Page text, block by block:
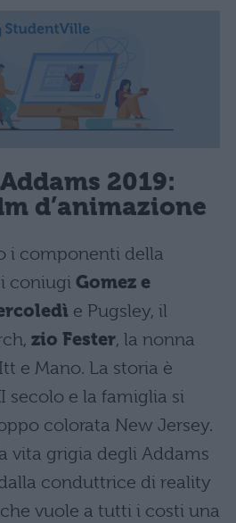
2019:
d’animazione
i componenti della
coniugi Gomez e
e Pugsley, il
zio Fester, la nonna
e Mano. La storia è
secolo e la famiglia si
colorata New Jersey.
vita grigia degli Addams
conduttrice di reality
vuole a tutti i costi una